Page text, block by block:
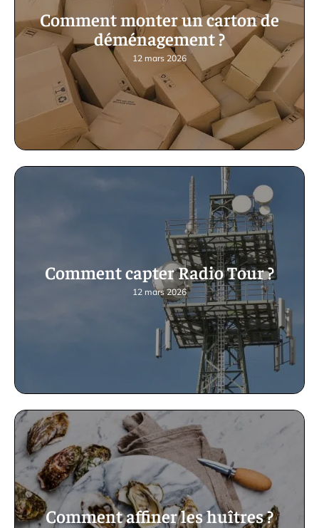
Comment monter un carton de
déménagement ?
12 mars 2026
Comment capter Radio Tour ?
12 mars 2026
Comment affiner les huîtres ?